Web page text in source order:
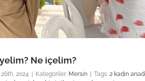
Ne içelim?
26th, 2024 | Kategoriler: Mersin | Tags: 2 kadın